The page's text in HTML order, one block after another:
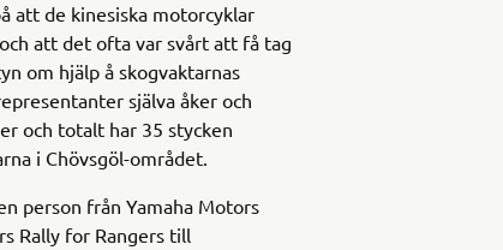
att de kinesiska motorcyklar
att det ofta var svårt att få tag
om hjälp å skogvaktarnas
själva åker och
och totalt har 35 stycken
i Chövsgöl-området.
person från Yamaha Motors
Rally for Rangers till